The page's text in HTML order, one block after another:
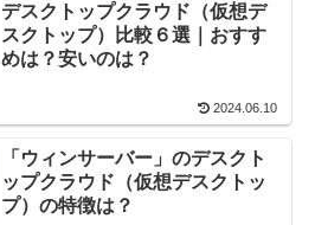
デスクトップクラウド（仮想デ
スクトップ）比較６選｜おすす
めは？安いのは？
2024.06.10
「ウィンサーバー」のデスクト
ップクラウド（仮想デスクトッ
プ）の特徴は？